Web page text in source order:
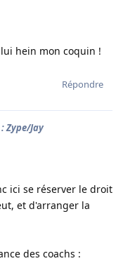
hein mon coquin !
Répondre
Zype/Jay
ici se réserver le droit
et d'arranger la
des coachs :